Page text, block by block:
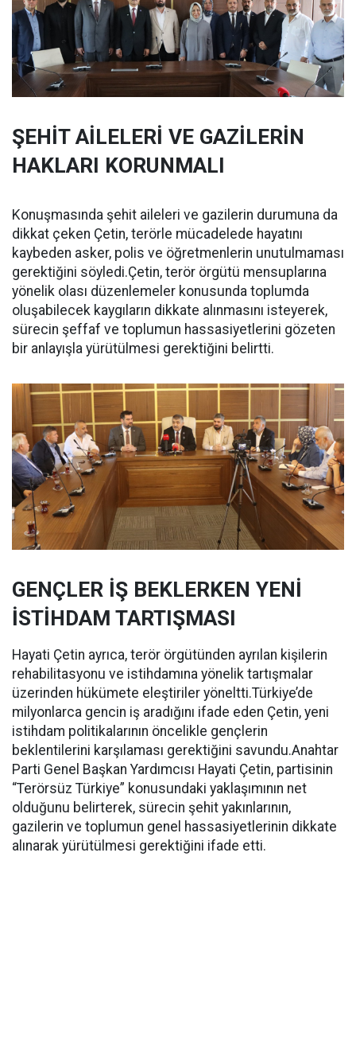
ŞEHİT AİLELERİ VE GAZİLERİN
HAKLARI KORUNMALI
Konuşmasında şehit aileleri ve gazilerin durumuna da
dikkat çeken Çetin, terörle mücadelede hayatını
kaybeden asker, polis ve öğretmenlerin unutulmaması
gerektiğini söyledi.Çetin, terör örgütü mensuplarına
yönelik olası düzenlemeler konusunda toplumda
oluşabilecek kaygıların dikkate alınmasını isteyerek,
sürecin şeffaf ve toplumun hassasiyetlerini gözeten
bir anlayışla yürütülmesi gerektiğini belirtti.
GENÇLER İŞ BEKLERKEN YENİ
İSTİHDAM TARTIŞMASI
Hayati Çetin ayrıca, terör örgütünden ayrılan kişilerin
rehabilitasyonu ve istihdamına yönelik tartışmalar
üzerinden hükümete eleştiriler yöneltti.Türkiye’de
milyonlarca gencin iş aradığını ifade eden Çetin, yeni
istihdam politikalarının öncelikle gençlerin
beklentilerini karşılaması gerektiğini savundu.Anahtar
Parti Genel Başkan Yardımcısı Hayati Çetin, partisinin
“Terörsüz Türkiye” konusundaki yaklaşımının net
olduğunu belirterek, sürecin şehit yakınlarının,
gazilerin ve toplumun genel hassasiyetlerinin dikkate
alınarak yürütülmesi gerektiğini ifade etti.